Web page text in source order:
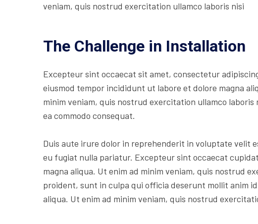
veniam, quis nostrud exercitation ullamco laboris nisi
The Challenge in Installation
Excepteur sint occaecat sit amet, consectetur
eiusmod tempor incididunt ut labore et dolore magna
minim veniam, quis nostrud exercitation ullamco laboris
ea commodo consequat.
Duis aute irure dolor in reprehenderit in voluptate velit
eu fugiat nulla pariatur. Excepteur sint occaecat
magna aliqua. Ut enim ad minim veniam, quis nostrud
proident, sunt in culpa qui officia deserunt mollit anim
aliqua. Ut enim ad minim veniam, quis nostrud